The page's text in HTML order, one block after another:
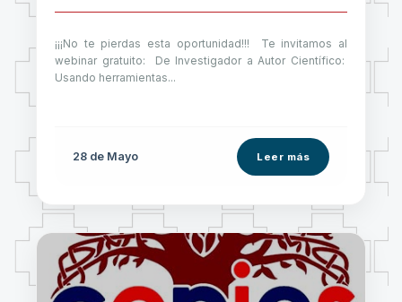
¡¡¡No te pierdas esta oportunidad!!! Te invitamos al
webinar gratuito: De Investigador a Autor Científico:
Usando herramientas...
28 de Mayo Leer más